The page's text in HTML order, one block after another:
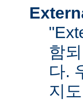
함
다.
지